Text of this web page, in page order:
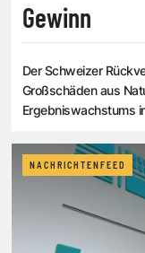
Gewinn
Der Schweizer
Großschäden aus
Ergebniswachstums
NACHRICHTENFEED